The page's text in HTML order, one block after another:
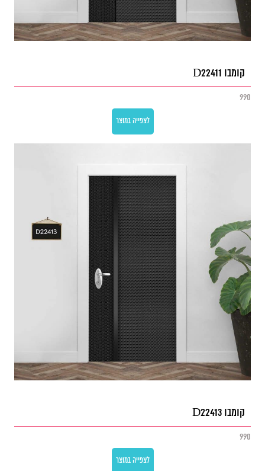
קומבו D22411
990
לצפייה במוצר
קומבו D22413
990
לצפייה במוצר